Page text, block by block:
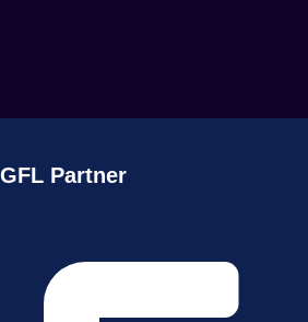
GFL Partner